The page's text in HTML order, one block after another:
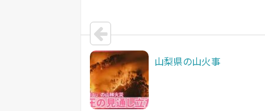
山梨県の山火事